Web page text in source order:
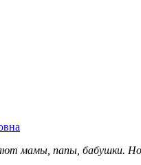
мамы, папы, бабушки. Но